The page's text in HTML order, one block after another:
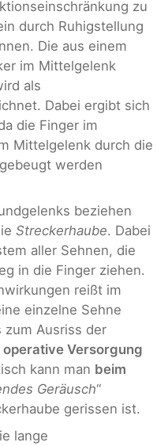
zu
durch Ruhigstellung
Die aus einem
im Mittelgelenk
als
Dabei ergibt sich
die Finger im
Mittelgelenk durch die
werden
beziehen
Streckerhaube. Dabei
aller Sehnen, die
in die Finger ziehen.
reißt im
einzelne Sehne
zum Ausriss der
operative Versorgung
kann man beim
Geräusch“
gerissen ist.
lange